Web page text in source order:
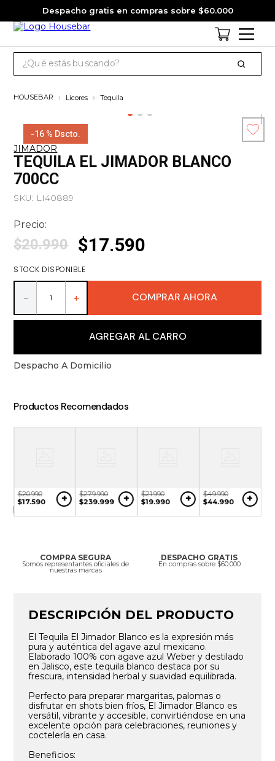
Despacho gratis en compras sobre $60.000
jack daniels
3.
jagermeister
4.
pack
5.
miniatura
7 .
whisky
9.
vino
10
packs
Licores Tequila
-16 % Dscto.
JIMADOR
TEQUILA EL JIMADOR BLANCO
700CC
SKU: LI40889
Precio:
$20.990 $17.590
STOCK DISPONIBLE
＋
－ COMPRAR AHORA
AGREGAR AL CARRO
Despacho A Domicilio
Productos Recomendados
$20.990
$17.590 + $279.990
$239.999 + $21.990
$19.990 + $49.990
$44.990 +
COMPRA SEGURA
Somos representantes oficiales de
nuestras marcas
DESPACHO GRATIS
En compras sobre $60.000
DESCRIPCIÓN DEL PRODUCTO
El Tequila El Jimador Blanco es la expresión más
pura y auténtica del agave azul mexicano.
Elaborado 100% con agave azul Weber y destilado
en Jalisco, este tequila blanco destaca por su
frescura, intensidad herbal y suavidad equilibrada.
Perfecto para preparar margaritas, palomas o
disfrutar en shots bien fríos, El Jimador Blanco es
versátil, vibrante y accesible, convirtiéndose en una
excelente opción para celebraciones, reuniones y
coctelería en casa.
Beneficios: